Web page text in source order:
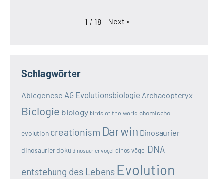
1 / 18 Next »
Schlagwörter
Abiogenese AG Evolutionsbiologie Archaeopteryx
Biologie biology birds of the world chemische
evolution creationism Darwin Dinosaurier
dinosaurier doku dinosaurier vogel dinos vögel DNA
entstehung des Lebens Evolution